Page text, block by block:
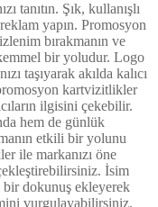
tanıtın. Şık, kullanışlı
yapın. Promosyon
bırakmanın ve
bir yoludur. Logo
taşıyarak akılda kalıcı
kartvizitlikler
ilgisini çekebilir.
hem de günlük
etkili bir yolunu
ile markanızı öne
İsim
dokunuş ekleyerek
vurgulayabilirsiniz.